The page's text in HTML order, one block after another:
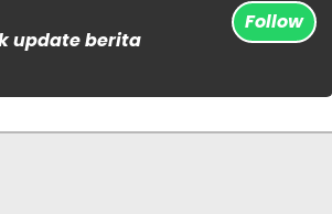
update berita
Follow